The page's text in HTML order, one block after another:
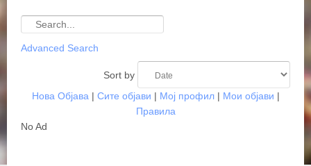
Advanced Search
Sort by
Нова Објава | Сите објави | Мој профил| Мои објави |
Правила
No Ad